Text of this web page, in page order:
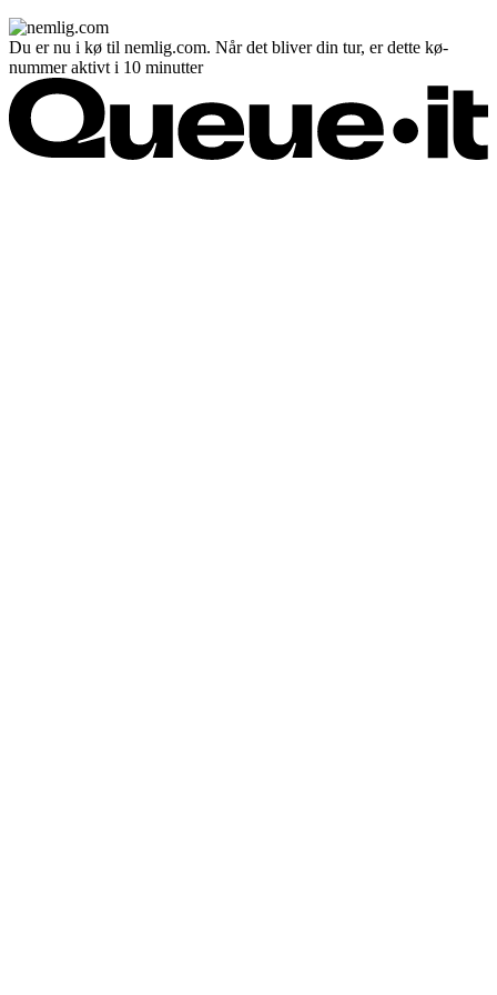
Du er nu i kø til nemlig.com. Når det bliver din tur, er dette kø-
nummer aktivt i 10 minutter